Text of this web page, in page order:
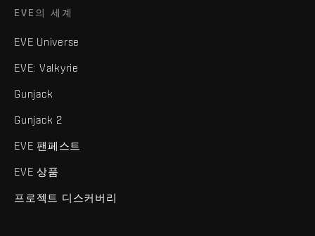
EVE의 세계
EVE Universe
EVE: Valkyrie
Gunjack
Gunjack 2
EVE 팬페스트
EVE 상품
프로젝트 디스커버리